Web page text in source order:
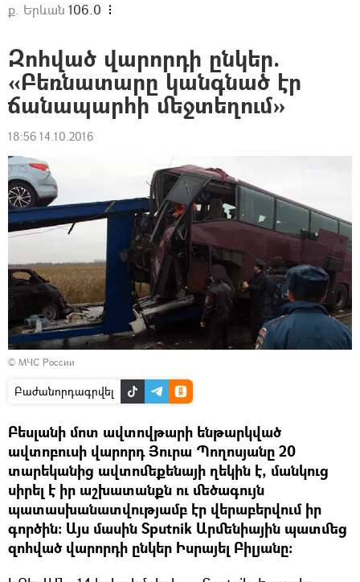
ք. Երևան 106.0
Զոհված վարորդի ընկեր.
«Բեռնատարը կանգնած էր
ճանապարհի մեջտեղում»
18:56 14.10.2016
© МЧС России
Բաժանորդագրվել
Բեսլանի մոտ ավտովթարի ենթարկված
ավտոբուսի վարորդ Յուրա Պողոսյանը 20
տարեկանից ավտոմեքենայի ղեկին է, մանկուց
սիրել է իր աշխատանքն ու մեծագույն
պատասխանատվությամբ էր վերաբերվում իր
գործին: Այս մասին Sputnik Արմենիային պատմեց
զոհված վարորդի ընկեր Իսրայել Բիլյանը: